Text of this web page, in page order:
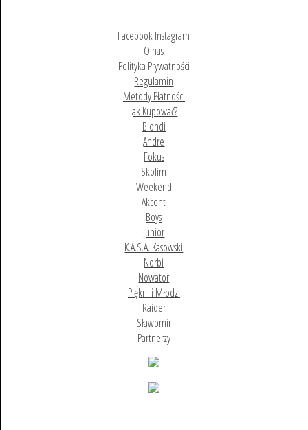
Facebook Instagram
O nas
Polityka Prywatności
Regulamin
Metody Płatności
Jak Kupować?
Blondi
Andre
Fokus
Skolim
Weekend
Akcent
Boys
Junior
K.A.S.A. Kasowski
Norbi
Nowator
Piękni i Młodzi
Raider
Sławomir
Partnerzy